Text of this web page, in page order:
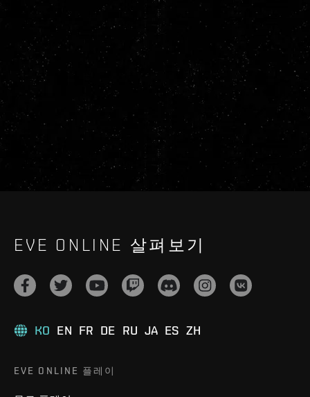
EVE ONLINE 살펴보기
KO EN FR DE RU JA ES ZH
EVE ONLINE 플레이